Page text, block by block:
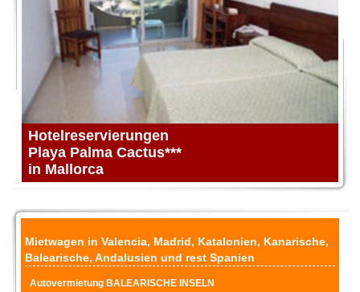
Hotelreservierungen
Playa Palma Cactus***
in Mallorca
Mietwagen in Valencia, Madrid, Katalonien, Kanarische,
Balearische, Andalusien und rest Spanien
Autovermietung BALEARISCHE INSELN